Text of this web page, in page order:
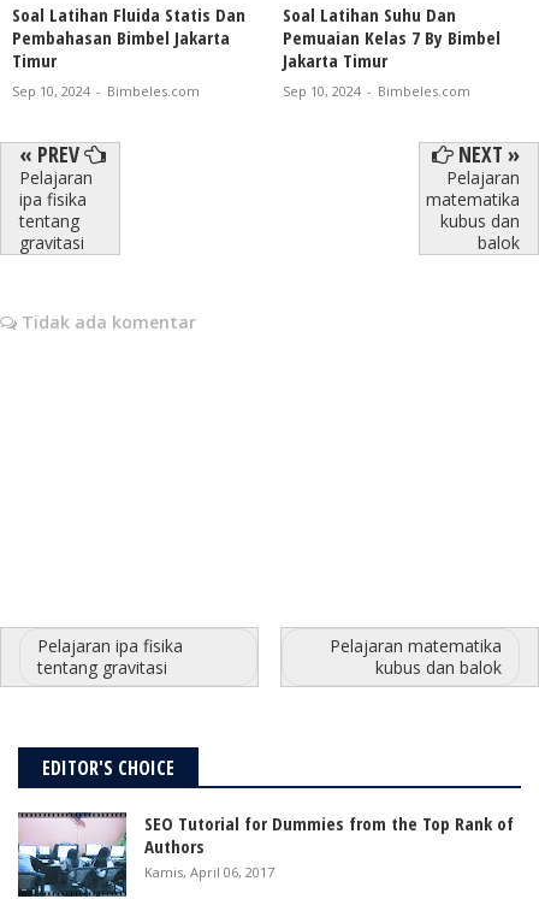
Soal Latihan Fluida Statis Dan
Pembahasan Bimbel Jakarta
Timur
Sep 10, 2024 - Bimbeles.com
Soal Latihan Suhu Dan
Pemuaian Kelas 7 By Bimbel
Jakarta Timur
Sep 10, 2024 - Bimbeles.com
« PREV
Pelajaran
ipa fisika
tentang
gravitasi
NEXT »
Pelajaran
matematika
kubus dan
balok
Tidak ada komentar
Pelajaran ipa fisika
tentang gravitasi
Pelajaran matematika
kubus dan balok
EDITOR'S CHOICE
SEO Tutorial for Dummies from the Top Rank of
Authors
Kamis, April 06, 2017